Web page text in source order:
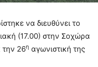
να διευθύνει το
(17.00) στην Σοχώρα
την 26η αγωνιστική της